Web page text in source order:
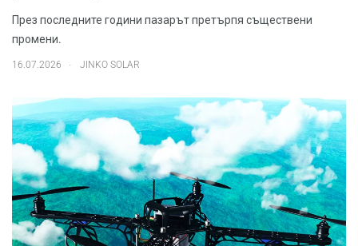
През последните години пазарът претърпя съществени
промени.
16.07.2026 . JINKO SOLAR